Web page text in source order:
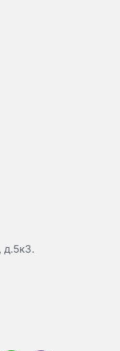
д.5к3.